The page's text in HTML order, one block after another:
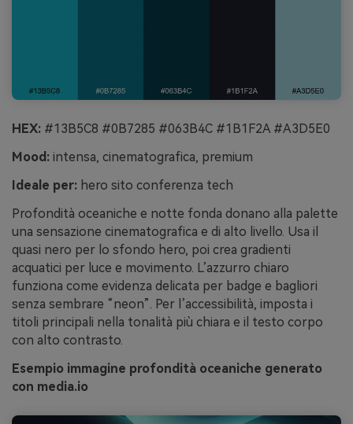
HEX: #13B5C8 #0B7285 #063B4C #1B1F2A #A3D5E0
Mood: intensa, cinematografica, premium
Ideale per: hero sito conferenza tech
Profondità oceaniche e notte fonda donano alla palette
una sensazione cinematografica e di alto livello. Usa il
quasi nero per lo sfondo hero, poi crea gradienti
acquatici per luce e movimento. L’azzurro chiaro
funziona come evidenza delicata per badge e bagliori
senza sembrare “neon”. Per l’accessibilità, imposta i
titoli principali nella tonalità più chiara e il testo corpo
con alto contrasto.
Esempio immagine profondità oceaniche generato
con media.io